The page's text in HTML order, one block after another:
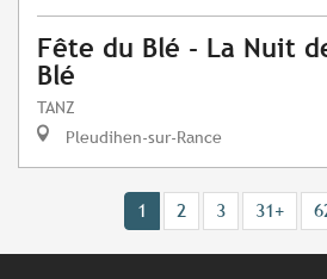
Fête du Blé - La Nuit
Blé
TANZ
Pleudihen-sur-Rance
1 2 3 31+